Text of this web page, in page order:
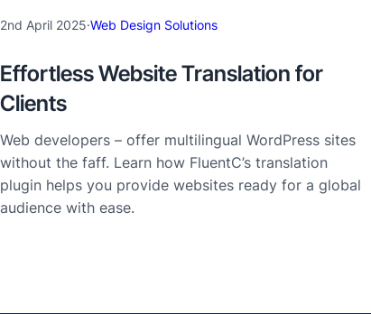
2nd April 2025·Web Design Solutions
Effortless Website Translation for
Clients
Web developers – offer multilingual WordPress sites
without the faff. Learn how FluentC’s translation
plugin helps you provide websites ready for a global
audience with ease.